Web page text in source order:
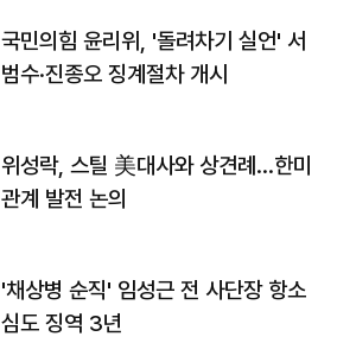
국민의힘 윤리위, '돌려차기 실언' 서
범수·진종오 징계절차 개시
위성락, 스틸 美대사와 상견례…한미
관계 발전 논의
'채상병 순직' 임성근 전 사단장 항소
심도 징역 3년